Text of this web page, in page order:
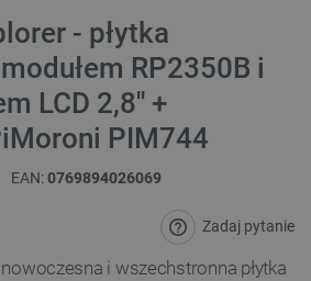
- płytka
RP2350B i
LCD 2,8'' +
PIM744
EAN:0769894026069
Zadaj pytanie
i wszechstronna płytka